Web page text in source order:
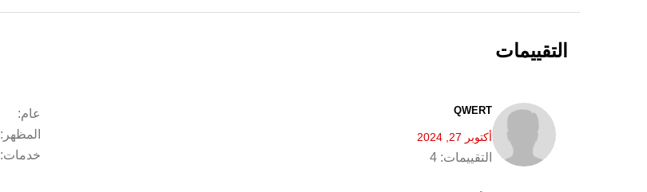
التقييمات
QWERT
أكتوبر 27, 2024
التقييمات: 4
عام:
المظهر:
خدمات: